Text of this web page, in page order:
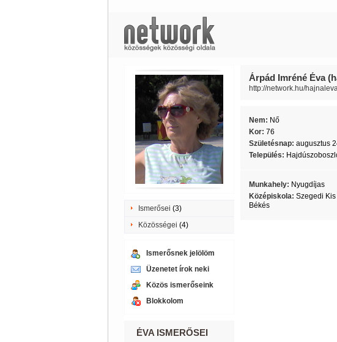
Ismerősei (3)
Közösségei (4)
Ismerősnek jelölöm
Üzenetet írok neki
Közös ismerőseink
Blokkolom
ÉVA ISMERŐSEI
Árpád Imréné Éva
http://network.hu/
Nem: Nő
Kor: 76
Születésnap: augusztus
Település:
Munkahely: Nyugdíjas
Középiskola: Szegedi
Békés